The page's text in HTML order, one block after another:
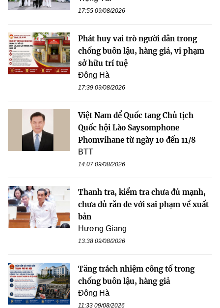
17:55 09/08/2026
Phát huy vai trò người dân trong
chống buôn lậu, hàng giả, vi phạm
sở hữu trí tuệ
Đông Hà
17:39 09/08/2026
Việt Nam để Quốc tang Chủ tịch
Quốc hội Lào Saysomphone
Phomvihane từ ngày 10 đến 11/8
BTT
14:07 09/08/2026
Thanh tra, kiểm tra chưa đủ mạnh,
chưa đủ răn đe với sai phạm về xuất
bản
Hương Giang
13:38 09/08/2026
Tăng trách nhiệm công tố trong
chống buôn lậu, hàng giả
Đông Hà
11:33 09/08/2026